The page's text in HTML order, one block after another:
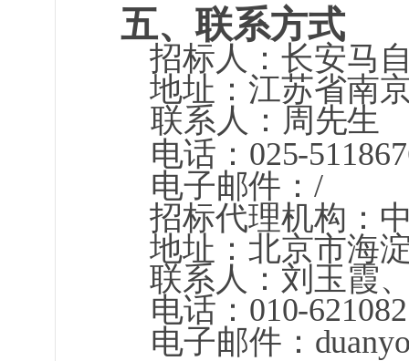
五、联系方式
招标人：长安马
地址：江苏省南
联系人：周先生
电话：025-
电子邮件：/
招标代理机构：
地址：北京市海
联系人：刘玉霞
电话：010-
电子邮件：